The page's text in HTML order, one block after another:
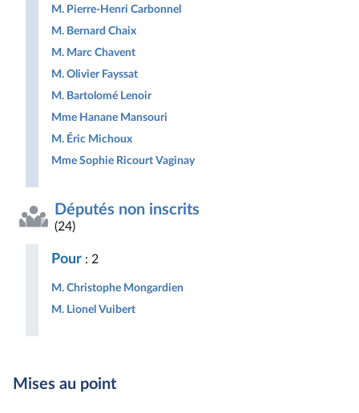
M. Pierre-Henri Carbonnel
M. Bernard Chaix
M. Marc Chavent
M. Olivier Fayssat
M. Bartolomé Lenoir
Mme Hanane Mansouri
M. Éric Michoux
Mme Sophie Ricourt Vaginay
Députés non inscrits
(24)
Pour : 2
M. Christophe Mongardien
M. Lionel Vuibert
Mises au point